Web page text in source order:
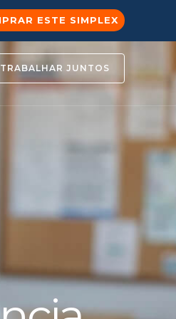
TRABALHAR JUNTOS
ESTE SIMPLEX